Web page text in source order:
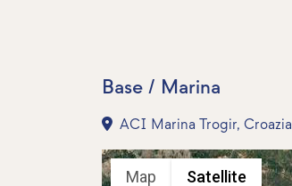
Base / Marina
ACI Marina Trogir, Croazia
Map Satellite